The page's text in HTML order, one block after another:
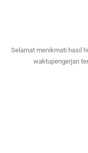
Selamat menikmati hasil
waktupengerjan